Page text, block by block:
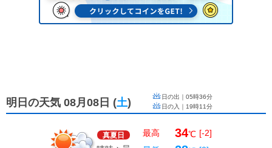
明日の天気 08月08日 (土) 日の出｜ 05時36分
日の入｜ 19時11分
真夏日 最高 34℃ [-2]